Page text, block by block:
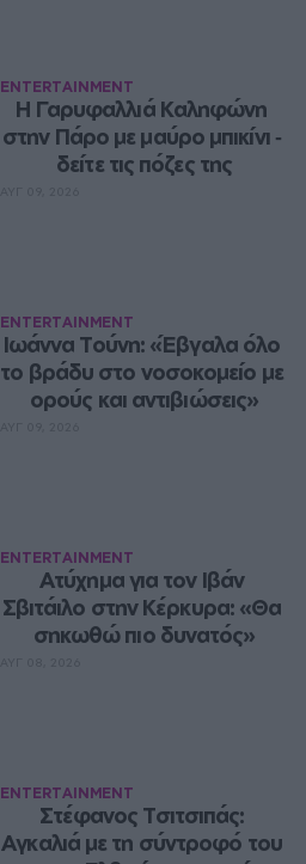
ENTERTAINMENT
Η Γαρυφαλλιά Καληφώνη
στην Πάρο με μαύρο μπικίνι ‑
δείτε τις πόζες της
ENTERTAINMENT
Ιωάννα Τούνη: «Έβγαλα όλο
το βράδυ στο νοσοκομείο με
ορούς και αντιβιώσεις»
ENTERTAINMENT
Ατύχημα για τον Ιβάν
Σβιτάιλο στην Κέρκυρα: «Θα
σηκωθώ πιο δυνατός»
ENTERTAINMENT
Στέφανος Τσιτσιπάς:
Αγκαλιά με τη σύντροφό του